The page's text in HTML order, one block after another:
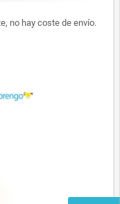
no hay coste de envío.